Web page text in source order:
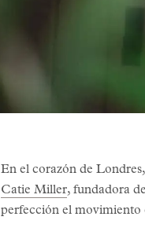
En el corazón de
Catie Miller, fundadora de
perfección el movimiento